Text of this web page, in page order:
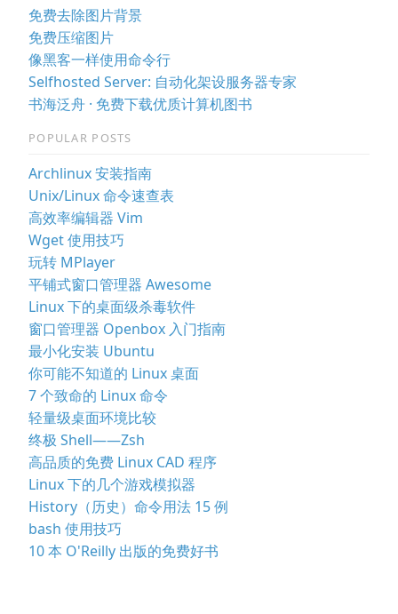
免费去除图片背景
免费压缩图片
像黑客一样使用命令行
Selfhosted Server: 自动化架设服务器专家
书海泛舟 · 免费下载优质计算机图书
POPULAR POSTS
Archlinux 安装指南
Unix/Linux 命令速查表
高效率编辑器 Vim
Wget 使用技巧
玩转 MPlayer
平铺式窗口管理器 Awesome
Linux 下的桌面级杀毒软件
窗口管理器 Openbox 入门指南
最小化安装 Ubuntu
你可能不知道的 Linux 桌面
7 个致命的 Linux 命令
轻量级桌面环境比较
终极 Shell——Zsh
高品质的免费 Linux CAD 程序
Linux 下的几个游戏模拟器
History（历史）命令用法 15 例
bash 使用技巧
10 本 O'Reilly 出版的免费好书